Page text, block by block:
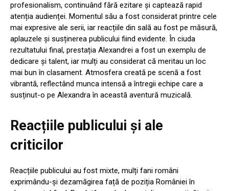
profesionalism, continuând fără ezitare și captează rapid
atenția audienței. Momentul său a fost considerat printre cele
mai expresive ale serii, iar reacțiile din sală au fost pe măsură,
aplauzele și susținerea publicului fiind evidente. În ciuda
rezultatului final, prestația Alexandrei a fost un exemplu de
dedicare și talent, iar mulți au considerat că meritau un loc
mai bun în clasament. Atmosfera creată pe scenă a fost
vibrantă, reflectând munca intensă a întregii echipe care a
susținut-o pe Alexandra în această aventură muzicală.
Reacțiile publicului și ale
criticilor
Reacțiile publicului au fost mixte, mulți fani români
exprimându-și dezamăgirea față de poziția României în